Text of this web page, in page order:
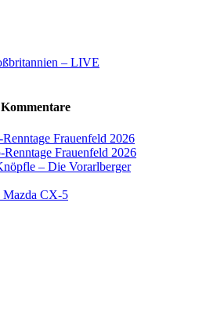
– LIVE
Frauenfeld 2026
Frauenfeld 2026
– Die Vorarlberger
Mazda CX-5